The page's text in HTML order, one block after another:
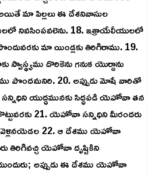
అయితే మా పిల్లలు ఈ దేశనివాసుల
నివసింపవలెను. 18. ఇశ్రాయేలీయులలో
మా యిండ్లకు తిరిగిరాము. 19.
స్వాస్థ్యము దొరికెను గనుక యొర్దాను
పొందమనిరి. 20. అప్పుడు మోషే వారితో
యుద్ధమునకు సిద్ధపడి యెహోవా తన
21. యెహోవా సన్నిధిని మీరందరు
వెళ్లినయెడల 22. ఆ దేశము యెహోవా
తిరిగివచ్చి యెహోవా దృష్టికిని
అప్పుడు ఈ దేశము యెహోవా